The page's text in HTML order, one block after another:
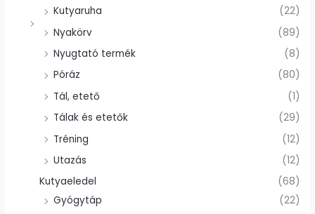
Kutyaruha
(22)
Nyakörv
(89)
Nyugtató termék
(8)
Póráz
(80)
Tál, etető
(1)
Tálak és etetők
(29)
Tréning
(12)
Utazás
(12)
Kutyaeledel
(68)
Gyógytáp
(22)